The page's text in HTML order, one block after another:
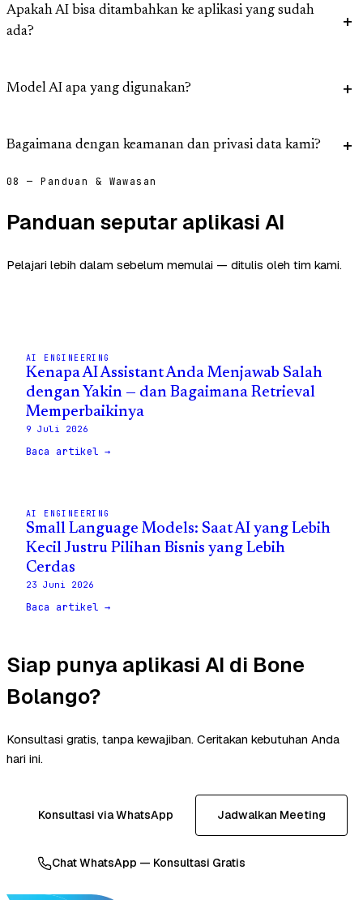
Apakah AI bisa ditambahkan ke aplikasi yang sudah
ada?
Model AI apa yang digunakan?
Bagaimana dengan keamanan dan privasi data kami?
08 — Panduan & Wawasan
Panduan seputar aplikasi AI
Pelajari lebih dalam sebelum memulai — ditulis oleh tim kami.
AI ENGINEERING
Kenapa AI Assistant Anda Menjawab Salah
dengan Yakin — dan Bagaimana Retrieval
Memperbaikinya
9 Juli 2026
Baca artikel →
AI ENGINEERING
Small Language Models: Saat AI yang Lebih
Kecil Justru Pilihan Bisnis yang Lebih
Cerdas
23 Juni 2026
Baca artikel →
Siap punya aplikasi AI di Bone
Bolango?
Konsultasi gratis, tanpa kewajiban. Ceritakan kebutuhan Anda
hari ini.
Konsultasi via WhatsApp Jadwalkan Meeting
Chat WhatsApp — Konsultasi Gratis